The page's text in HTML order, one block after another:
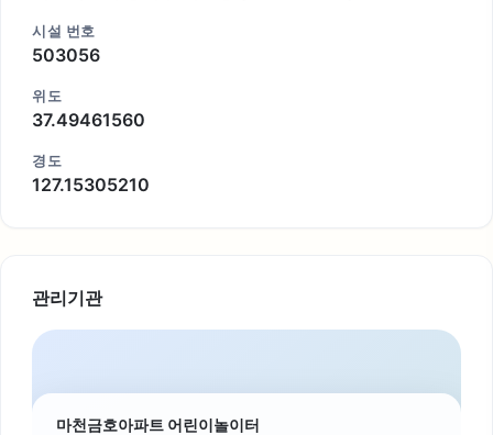
시설 번호
503056
위도
37.49461560
경도
127.15305210
관리기관
마천금호아파트 어린이놀이터